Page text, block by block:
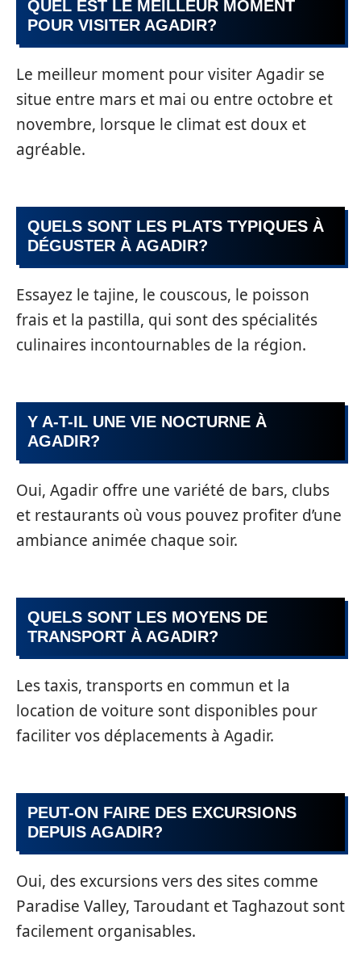
QUEL EST LE MEILLEUR MOMENT
POUR VISITER AGADIR?
Le meilleur moment pour visiter Agadir se
situe entre mars et mai ou entre octobre et
novembre, lorsque le climat est doux et
agréable.
QUELS SONT LES PLATS TYPIQUES À
DÉGUSTER À AGADIR?
Essayez le tajine, le couscous, le poisson
frais et la pastilla, qui sont des spécialités
culinaires incontournables de la région.
Y A-T-IL UNE VIE NOCTURNE À
AGADIR?
Oui, Agadir offre une variété de bars, clubs
et restaurants où vous pouvez profiter d’une
ambiance animée chaque soir.
QUELS SONT LES MOYENS DE
TRANSPORT À AGADIR?
Les taxis, transports en commun et la
location de voiture sont disponibles pour
faciliter vos déplacements à Agadir.
PEUT-ON FAIRE DES EXCURSIONS
DEPUIS AGADIR?
Oui, des excursions vers des sites comme
Paradise Valley, Taroudant et Taghazout sont
facilement organisables.